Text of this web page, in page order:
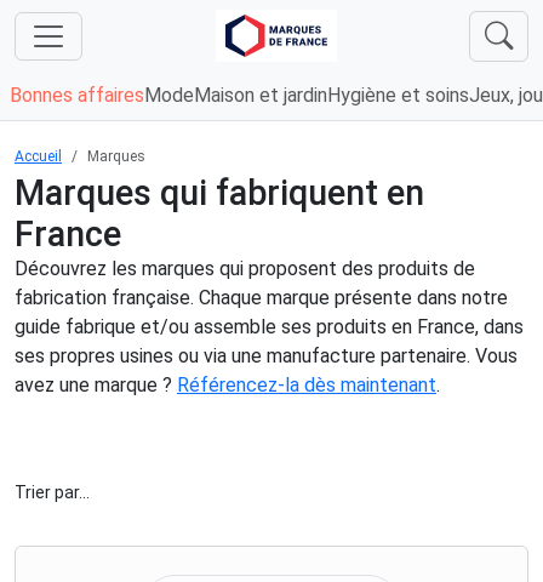
Bonnes affaires Mode Maison et jardin Hygiène et soinsJeux,
Accueil Marques
Marques qui fabriquent en
France
Découvrez les marques qui proposent des produits de
fabrication française. Chaque marque présente dans notre
guide fabrique et/ou assemble ses produits en France, dans
ses propres usines ou via une manufacture partenaire. Vous
avez une marque ? Référencez-la dès maintenant.
Trier par...